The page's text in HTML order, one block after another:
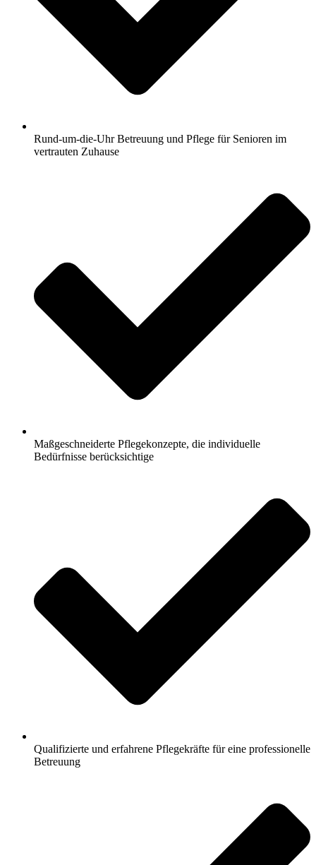
Rund-um-die-Uhr Betreuung und Pflege für Senioren im
vertrauten Zuhause
Maßgeschneiderte Pflegekonzepte, die individuelle
Bedürfnisse berücksichtige
Qualifizierte und erfahrene Pflegekräfte für eine professionelle
Betreuung